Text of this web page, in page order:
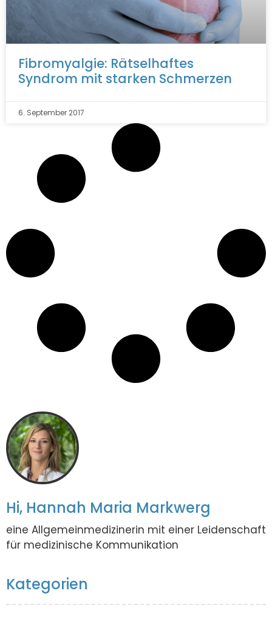
Hi, Hannah Maria Markwerg
eine Allgemeinmedizinerin mit einer Leidenschaft
für medizinische Kommunikation
Kategorien
Fibromyalgie: Rätselhaftes
Syndrom mit starken Schmerzen
6. September 2017